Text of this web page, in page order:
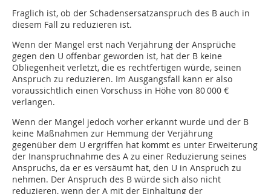
Fraglich ist, ob der Schadensersatzanspruch des B auch in
diesem Fall zu reduzieren ist.
Wenn der Mangel erst nach Verjährung der Ansprüche
gegen den U offenbar geworden ist, hat der B keine
Obliegenheit verletzt, die es rechtfertigen würde, seinen
Anspruch zu reduzieren. Im Ausgangsfall kann er also
voraussichtlich einen Vorschuss in Höhe von 80 000 €
verlangen.
Wenn der Mangel jedoch vorher erkannt wurde und der B
keine Maßnahmen zur Hemmung der Verjährung
gegenüber dem U ergriffen hat kommt es unter Erweiterung
der Inanspruchnahme des A zu einer Reduzierung seines
Anspruchs, da er es versäumt hat, den U in Anspruch zu
nehmen. Der Anspruch des B würde sich also nicht
reduzieren, wenn der A mit der Einhaltung der